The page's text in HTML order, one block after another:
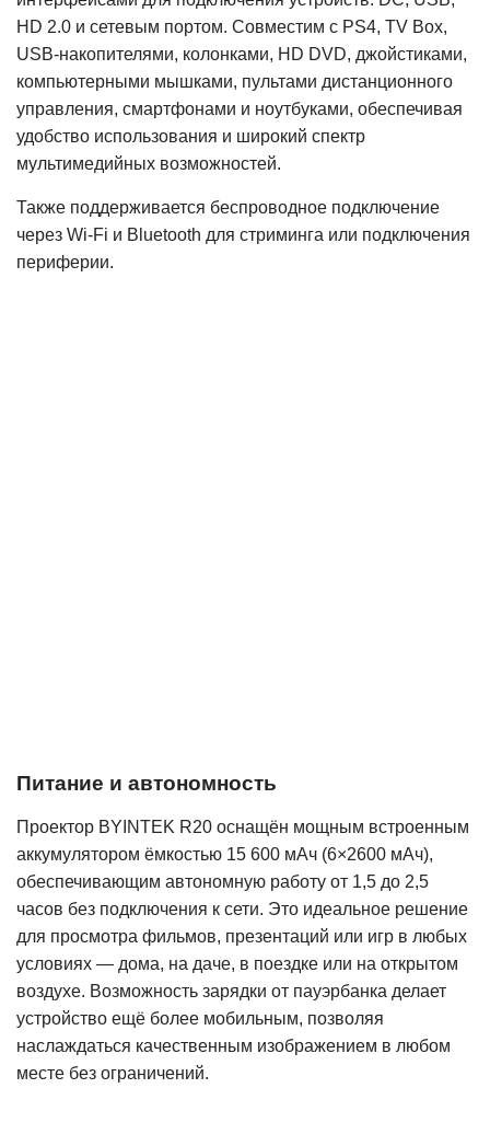
HD 2.0 и сетевым портом. Совместим с PS4, TV Box,
USB-накопителями, колонками, HD DVD, джойстиками,
компьютерными мышками, пультами дистанционного
управления, смартфонами и ноутбуками, обеспечивая
удобство использования и широкий спектр
мультимедийных возможностей.
Также поддерживается беспроводное подключение
через Wi-Fi и Bluetooth для стриминга или подключения
периферии.
Питание и автономность
Проектор BYINTEK R20 оснащён мощным встроенным
аккумулятором ёмкостью 15 600 мАч (6×2600 мАч),
обеспечивающим автономную работу от 1,5 до 2,5
часов без подключения к сети. Это идеальное решение
для просмотра фильмов, презентаций или игр в любых
условиях — дома, на даче, в поездке или на открытом
воздухе. Возможность зарядки от пауэрбанка делает
устройство ещё более мобильным, позволяя
наслаждаться качественным изображением в любом
месте без ограничений.